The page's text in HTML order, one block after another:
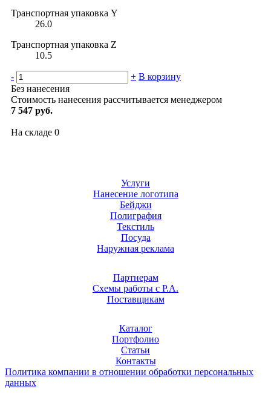
Транспортная упаковка Y
26.0
Транспортная упаковка Z
10.5
- + В корзину
Без нанесения
Стоимость нанесения рассчитывается менеджером
7 547 руб.
На складе 0
Услуги
Нанесение логотипа
Бейджи
Полиграфия
Текстиль
Посуда
Наружная реклама
Партнерам
Схемы работы с Р.А.
Поставщикам
Каталог
Портфолио
Статьи
Контакты
Политика компании в отношении обработки персональных
данных